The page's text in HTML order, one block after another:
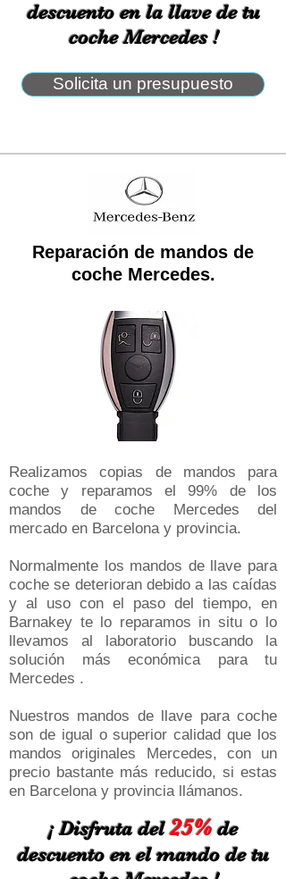
descuento en la llave de tu
coche Mercedes !
Solicita un presupuesto
Reparación de mandos de
coche Mercedes.
Realizamos copias de mandos para
coche y reparamos el 99% de los
mandos de coche Mercedes del
mercado en Barcelona y provincia.
Normalmente los mandos de llave para
coche se deterioran debido a las caídas
y al uso con el paso del tiempo, en
Barnakey te lo reparamos in situ o lo
llevamos al laboratorio buscando la
solución más económica para tu
Mercedes .
Nuestros mandos de llave para coche
son de igual o superior calidad que los
mandos originales Mercedes, con un
precio bastante más reducido, si estas
en Barcelona y provincia llámanos.
¡ Disfruta del25% de
descuento en el mando de tu